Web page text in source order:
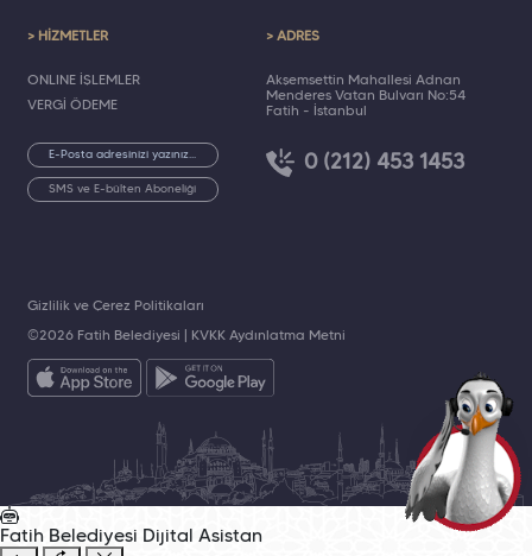
> HİZMETLER
ONLINE İŞLEMLER
VERGİ ÖDEME
SMS ve E-bülten Aboneliği
> ADRES
Akşemsettin Mahallesi Adnan
Menderes Vatan Bulvarı No:54
Fatih - İstanbul
0 (212) 453 1453
©2026 Fatih Belediyesi | KVKK Aydınlatma Metni
Gizlilik ve Çerez Politikaları
Fatih Belediyesi Dijital Asistan